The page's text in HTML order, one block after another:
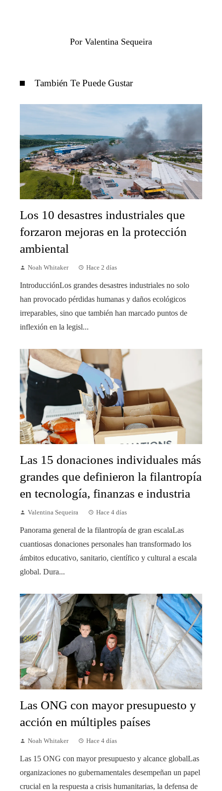
Por Valentina Sequeira
También Te Puede Gustar
Los 10 desastres industriales que
forzaron mejoras en la protección
ambiental
Noah Whitaker Hace 2 días
IntroducciónLos grandes desastres industriales no solo
han provocado pérdidas humanas y daños ecológicos
irreparables, sino que también han marcado puntos de
inflexión en la legisl...
Las 15 donaciones individuales más
grandes que definieron la filantropía
en tecnología, finanzas e industria
Valentina Sequeira Hace 4 días
Panorama general de la filantropía de gran escalaLas
cuantiosas donaciones personales han transformado los
ámbitos educativo, sanitario, científico y cultural a escala
global. Dura...
Las ONG con mayor presupuesto y
acción en múltiples países
Noah Whitaker Hace 4 días
Las 15 ONG con mayor presupuesto y alcance globalLas
organizaciones no gubernamentales desempeñan un papel
crucial en la respuesta a crisis humanitarias, la defensa de